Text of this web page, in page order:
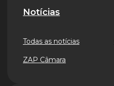
Notícias
Todas as notícias
ZAP Câmara